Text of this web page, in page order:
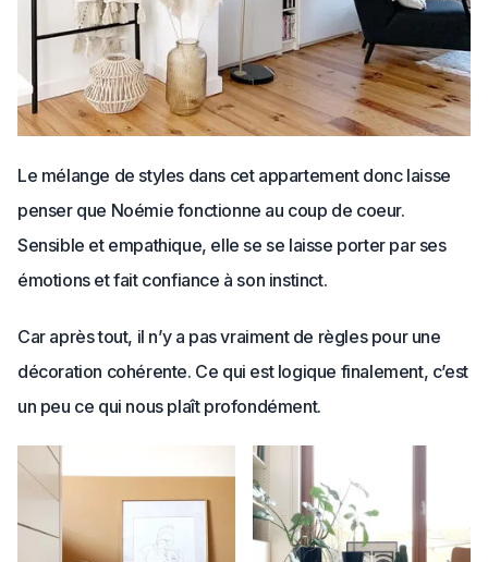
Le mélange de styles dans cet appartement donc laisse
penser que Noémie fonctionne au coup de coeur.
Sensible et empathique, elle se se laisse porter par ses
émotions et fait confiance à son instinct.
Car après tout, il n’y a pas vraiment de règles pour une
décoration cohérente. Ce qui est logique finalement, c’est
un peu ce qui nous plaît profondément.